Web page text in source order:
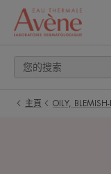
主頁 OILY,